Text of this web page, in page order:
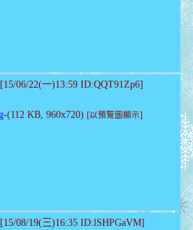
06/22(一)13:59 ID:QQT91Zp6]
-(112 KB, 960x720) [以預覽圖顯示]
08/19(三)16:35 ID:lSHPGaVM]